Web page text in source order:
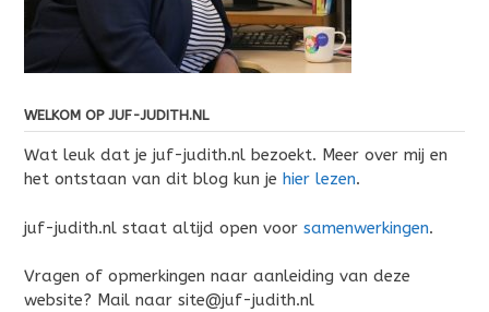
WELKOM OP JUF-JUDITH.NL
Wat leuk dat je juf-judith.nl bezoekt. Meer over mij en
het ontstaan van dit blog kun je hier lezen.
juf-judith.nl staat altijd open voor samenwerkingen.
Vragen of opmerkingen naar aanleiding van deze
website? Mail naar site@juf-judith.nl